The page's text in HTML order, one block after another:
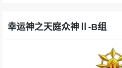
幸运神之天庭众神Ⅱ-B组